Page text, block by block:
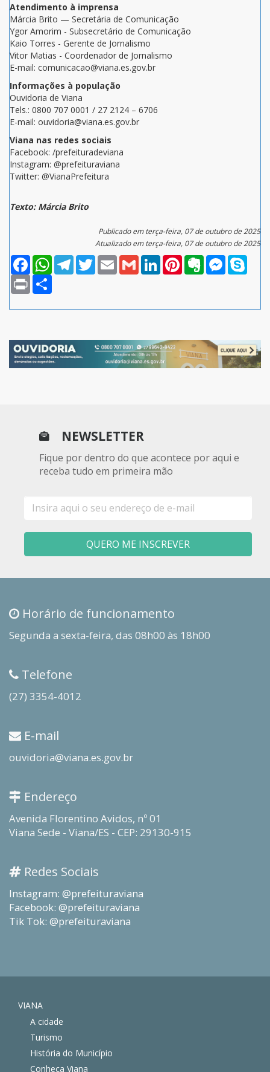
Atendimento à imprensa
Márcia Brito — Secretária de Comunicação
Ygor Amorim - Subsecretário de Comunicação
Kaio Torres - Gerente de Jornalismo
Vitor Matias - Coordenador de Jornalismo
E-mail: comunicacao@viana.es.gov.br
Informações à população
Ouvidoria de Viana
Tels.: 0800 707 0001 / 27 2124 – 6706
E-mail: ouvidoria@viana.es.gov.br
Viana nas redes sociais
Facebook: /prefeituradeviana
Instagram: @prefeituraviana
Twitter: @VianaPrefeitura
Texto: Márcia Brito
Publicado em terça-feira, 07 de outubro de 2025
Atualizado em terça-feira, 07 de outubro de 2025
FacebookWhatsAppTelegramTwitterEmail Gmail LinkedInPinterestEvernoteMessenger
Print
NEWSLETTER
Fique por dentro do que acontece por aqui e
receba tudo em primeira mão
mail
QUERO ME INSCREVER
Horário de funcionamento
Segunda a sexta-feira, das 08h00 às 18h00
Telefone
(27) 3354-4012
E-mail
ouvidoria@viana.es.gov.br
Endereço
Avenida Florentino Avidos, nº 01
Viana Sede - Viana/ES - CEP: 29130-915
Redes Sociais
Instagram: @prefeituraviana
Facebook: @prefeituraviana
Tik Tok: @prefeituraviana
VIANA
A cidade
Turismo
História do Município
Conheça Viana